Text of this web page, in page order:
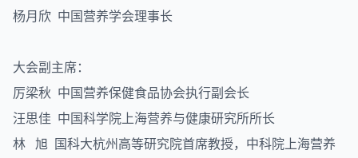
杨月欣 中国营养学会理事长
大会副主席：
厉梁秋 中国营养保健食品协会执行副会长
汪思佳 中国科学院上海营养与健康研究所所长
林 旭 国科大杭州高等研究院首席教授，中科院上海营养